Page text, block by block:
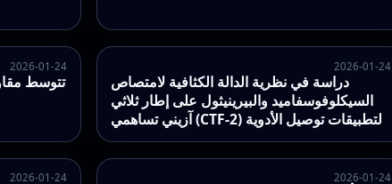
2026-01-24 2026-01-24
دراسة في نظرية الدالة الكثافية لامتصاص
السيكلوفوسفاميد والبيرينيثول على إطار ثلاثي
آزيني تساهمي (CTF-2) لتطبيقات توصيل الأدوية
2026-01-24 2026-01-24